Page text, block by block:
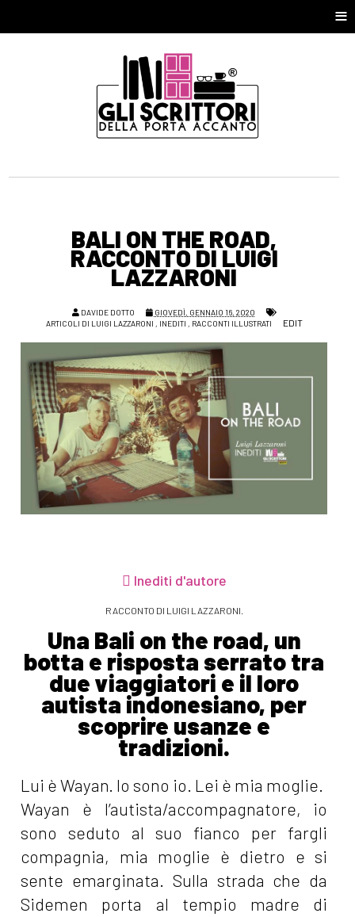
≡
BALI ON THE ROAD,
RACCONTO DI LUIGI
LAZZARONI
DAVIDE DOTTO
GIOVEDÌ, GENNAIO 16, 2020
ARTICOLI DI LUIGI LAZZARONI , INEDITI , RACCONTI ILLUSTRATI EDIT
Inediti d'autore
RACCONTO DI LUIGI LAZZARONI.
Una Bali on the road, un
botta e risposta serrato tra
due viaggiatori e il loro
autista indonesiano, per
scoprire usanze e
tradizioni.
Lui è Wayan. Io sono io. Lei è mia moglie.
Wayan è l’autista/accompagnatore, io
sono seduto al suo fianco per fargli
compagnia, mia moglie è dietro e si
sente emarginata. Sulla strada che da
Sidemen porta al tempio madre di